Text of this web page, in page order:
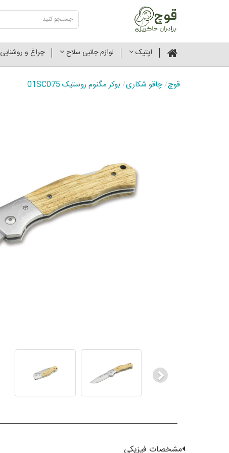
اپتیک لوازم جانبی سلاح چراغ و روشنایی
قوچ/چاقو شکاری/ بوکر مگنوم روستیک 01SC075
مشخصات فیزیکی